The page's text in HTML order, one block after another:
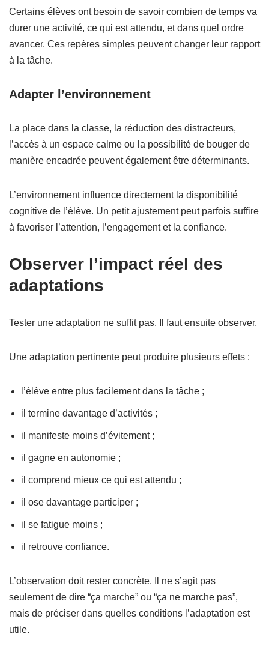
Certains élèves ont besoin de savoir combien de temps va
durer une activité, ce qui est attendu, et dans quel ordre
avancer. Ces repères simples peuvent changer leur rapport
à la tâche.
Adapter l’environnement
La place dans la classe, la réduction des distracteurs,
l’accès à un espace calme ou la possibilité de bouger de
manière encadrée peuvent également être déterminants.
L’environnement influence directement la disponibilité
cognitive de l’élève. Un petit ajustement peut parfois suffire
à favoriser l’attention, l’engagement et la confiance.
Observer l’impact réel des
adaptations
Tester une adaptation ne suffit pas. Il faut ensuite observer.
Une adaptation pertinente peut produire plusieurs effets :
l’élève entre plus facilement dans la tâche ;
il termine davantage d’activités ;
il manifeste moins d’évitement ;
il gagne en autonomie ;
il comprend mieux ce qui est attendu ;
il ose davantage participer ;
il se fatigue moins ;
il retrouve confiance.
L’observation doit rester concrète. Il ne s’agit pas
seulement de dire “ça marche” ou “ça ne marche pas”,
mais de préciser dans quelles conditions l’adaptation est
utile.